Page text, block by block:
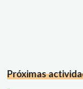
Próximas